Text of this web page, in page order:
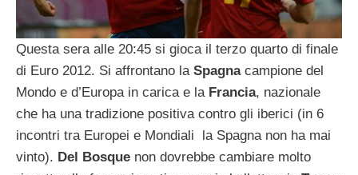
Questa sera alle 20:45 si gioca il terzo quarto di finale
di Euro 2012. Si affrontano la Spagnacampione del
Mondo e d’Europa in carica e la Francia, nazionale
che ha una tradizione positiva contro gli iberici (in 6
incontri tra Europei e Mondiali la Spagna non ha mai
vinto). Del Bosque non dovrebbe cambiare molto